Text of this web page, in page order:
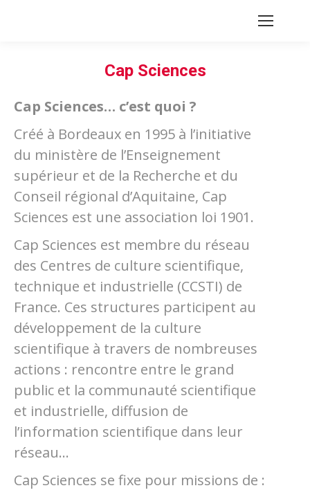
Cap Sciences
Cap Sciences… c’est quoi ?
Créé à Bordeaux en 1995 à l’initiative
du ministère de l’Enseignement
supérieur et de la Recherche et du
Conseil régional d’Aquitaine, Cap
Sciences est une association loi 1901.
Cap Sciences est membre du réseau
des Centres de culture scientifique,
technique et industrielle (CCSTI) de
France. Ces structures participent au
développement de la culture
scientifique à travers de nombreuses
actions : rencontre entre le grand
public et la communauté scientifique
et industrielle, diffusion de
l’information scientifique dans leur
réseau…
Cap Sciences se fixe pour missions de :